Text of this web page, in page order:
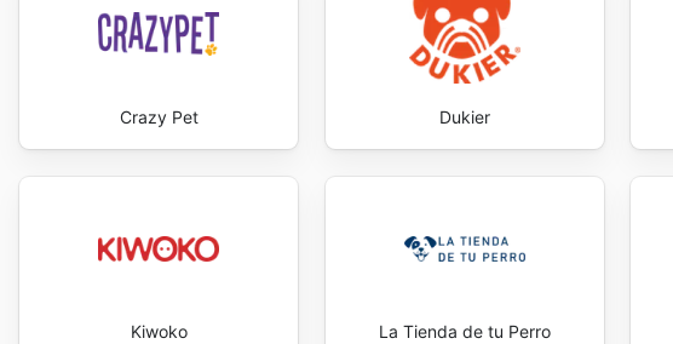
Crazy Pet Dukier
Kiwoko La Tienda de tu Perro